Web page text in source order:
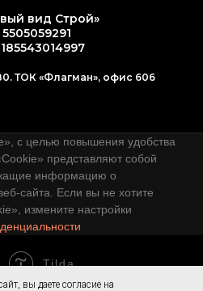
вид Строй»
ТОК «Флагман», офис 606
с целью повышения удобства
представляют собой
информацию о
сайта. Если вы не хотите
измените настройки
вы даете согласие на
Tilda